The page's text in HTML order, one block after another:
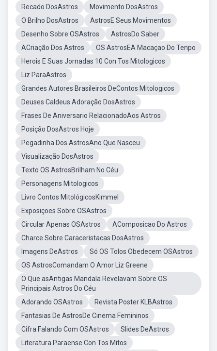
Recado DosAstros
Movimento DosAstros
O Brilho DosAstros
AstrosE Seus Movimentos
Desenho Sobre OSAstros
AstrosDo Saber
ACriação Dos Astros
OS AstrosEA Macaçao Do Tenpo
Herois E Suas Jornadas 10 Con Tos Mitologicos
Liz ParaAstros
Grandes Autores Brasileiros DeContos Mitologicos
Deuses Caldeus Adoração DosAstros
Frases De Aniversario RelacionadoAos Astros
Posição DosAstros Hoje
Pegadinha Dos AstrosAno Que Nasceu
Visualização DosAstros
Texto OS AstrosBrilham No Céu
Personagens Mitologicos
Livro Contos MitológicosKimmel
Exposiçoes Sobre OSAstros
Circular Apenas OSAstros
AComposicao Do Astros
Charce Sobre Caraceristacas DosAstros
Imagens DeAstros
Só OS Tolos Obedecem OSAstros
OS AstrosComandam O Amor Liz Greene
O Que asAntigas Mandala Revelavam Sobre OS
Principais Astros Do Céu
Adorando OSAstros
Revista Poster KLBAstros
Fantasias De AstrosDe Cinema Femininos
Cifra Falando Com OSAstros
Slides DeAstros
Literatura Paraense Con Tos Mitos